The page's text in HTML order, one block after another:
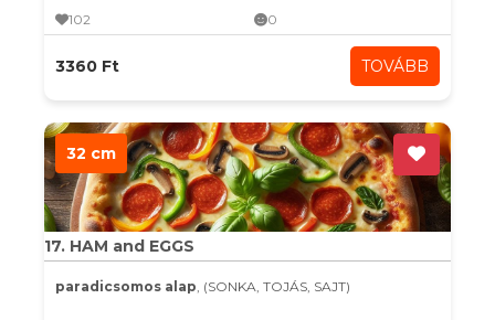
102 0
3360 Ft TOVÁBB
32 cm
17. HAM and EGGS
paradicsomos alap, (SONKA, TOJÁS, SAJT)